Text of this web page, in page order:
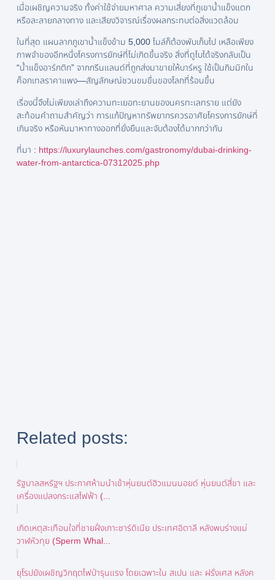
เมื่อเผชิญความจริง ทั้งค่าใช้จ่ายมหาศาล ความเสี่ยงที่ภูเขาน้ำแข็งแตก
หรือละลายกลางทาง และเสียงวิจารณ์เรื่องผลกระทบต่อสิ่งแวดล้อม
ในที่สุด แผนลากภูเขาน้ำแข็งข้าม 5,000 ไมล์ก็ต้องพับเก็บไป เหลือเพียง
ภาพจำของอีกหนึ่งโครงการยักษ์ที่ไม่เกิดขึ้นจริง สิ่งที่ดูไบได้จริงกลับเป็น
“น้ำแข็งอาร์กติก” จากกรีนแลนด์ที่ถูกส่งมาขายให้บาร์หรู ใช้เป็นกิมมิกใน
ค็อกเทลราคาแพง—สัญลักษณ์ชวนขมขื่นของโลกที่ร้อนขึ้น
เรื่องนี้จึงไม่เพียงเล่าถึงความทะเยอทะยานของนครทะเลทราย แต่ยัง
สะท้อนคำถามสำคัญว่า การแก้ปัญหาทรัพยากรควรอาศัยโครงการยักษ์ที่
เกินจริง หรือหันมาหาทางออกที่ยั่งยืนและจับต้องได้มากกว่ากัน
ที่มา : https://luxurylaunches.com/gastronomy/dubai-drinking-
water-from-antarctica-07312025.php
Related posts:
รัฐบาลสหรัฐฯ ประกาศห้ามนำเข้าหุ่นยนต์ฮิวแมนนอยด์ หุ่นยนต์สี่ขา และ
เครื่องแปลงกระแสไฟฟ้า (...
เกิดเหตุสะเทือนใจที่ชายฝั่งเกาะซาร์ดิเนีย ประเทศอิตาลี หลังพบร่างแม่
วาฬหัวทุย (Sperm Whal...
ยุโรปยังเผชิญวิกฤตไฟป่ารุนแรง โดยเฉพาะใน สเปน และ ฝรั่งเศส หลังค